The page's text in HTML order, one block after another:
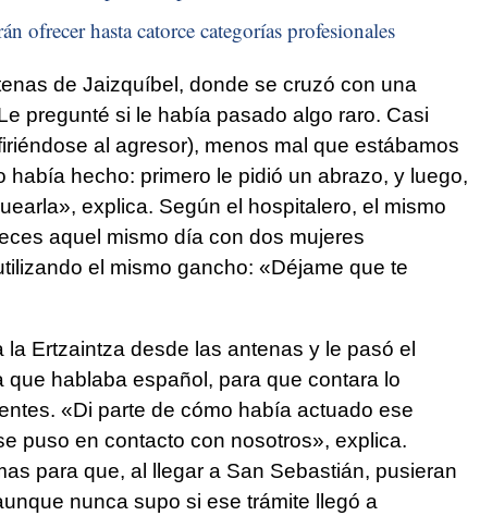
ofrecer hasta catorce categorías profesionales
de Jaizquíbel, donde se cruzó con una
pregunté si le había pasado algo raro. Casi
al agresor), menos mal que estábamos
había hecho: primero le pidió un abrazo, y luego,
explica. Según el hospitalero, el mismo
aquel mismo día con dos mujeres
el mismo gancho: «Déjame que te
la Ertzaintza desde las antenas y le pasó el
hablaba español, para que contara lo
«Di parte de cómo había actuado ese
puso en contacto con nosotros», explica.
para que, al llegar a San Sebastián, pusieran
nunca supo si ese trámite llegó a